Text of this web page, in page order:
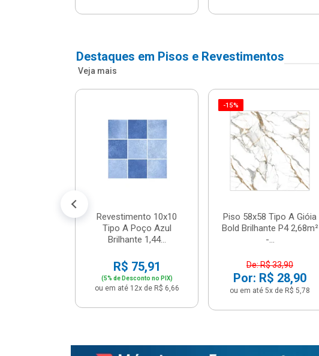
Destaques em Pisos e Revestimentos
Veja mais
Revestimento 10x10
Tipo A Poço Azul
Brilhante 1,44...
R$ 75,91
(5% de Desconto no PIX)
ou em até 12x de R$ 6,66
-15%
Piso 58x58 Tipo A Gióia
Bold Brilhante P4 2,68m²
-...
De: R$ 33,90
Por: R$ 28,90
ou em até 5x de R$ 5,78